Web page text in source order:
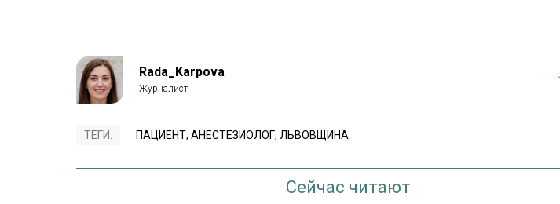
Rada_Karpova
ТЕГИ: ПАЦИЕНТ, АНЕСТЕЗИОЛОГ, ЛЬВОВЩИНА
Сейчас читают